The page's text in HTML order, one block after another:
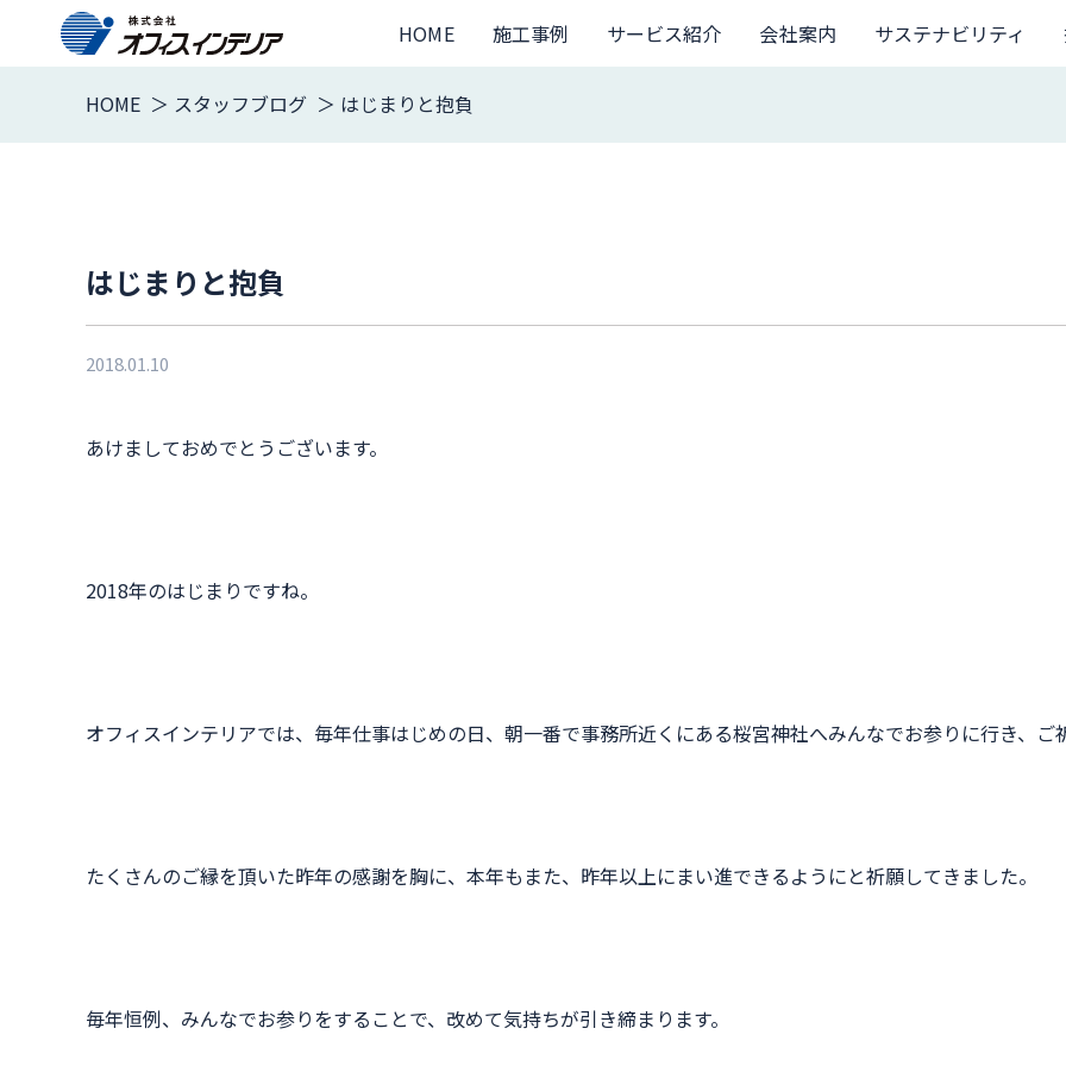
HOME 施工事例 サービス紹介 会社案内 サステナビリティ
HOME スタッフブログ はじまりと抱負
はじまりと抱負
2018.01.10
あけましておめでとうございます。
2018年のはじまりですね。
オフィスインテリアでは、毎年仕事はじめの日、朝一番で事務所近くにある桜宮神社へみんなでお参りに行き、ご
たくさんのご縁を頂いた昨年の感謝を胸に、本年もまた、昨年以上にまい進できるようにと祈願してきました。
毎年恒例、みんなでお参りをすることで、改めて気持ちが引き締まります。